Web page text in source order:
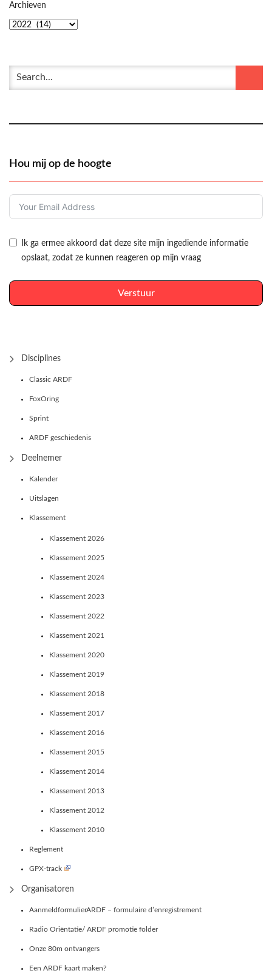
Archieven
Hou mij op de hoogte
Ik ga ermee akkoord dat deze site mijn ingediende informatie
opslaat, zodat ze kunnen reageren op mijn vraag
Verstuur
Disciplines
Classic ARDF
FoxOring
Sprint
ARDF geschiedenis
Deelnemer
Kalender
Uitslagen
Klassement
Klassement 2026
Klassement 2025
Klassement 2024
Klassement 2023
Klassement 2022
Klassement 2021
Klassement 2020
Klassement 2019
Klassement 2018
Klassement 2017
Klassement 2016
Klassement 2015
Klassement 2014
Klassement 2013
Klassement 2012
Klassement 2010
Reglement
GPX-track
Organisatoren
AanmeldformulierARDF – formulaire d’enregistrement
Radio Oriëntatie/ ARDF promotie folder
Onze 80m ontvangers
Een ARDF kaart maken?